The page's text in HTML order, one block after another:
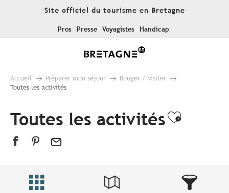
Site officiel du tourisme en Bretagne
Pros Presse Voyagistes Handicap
Accueil Préparer mon séjour
Bouger / visiter
Toutes les activités
Toutes les activités